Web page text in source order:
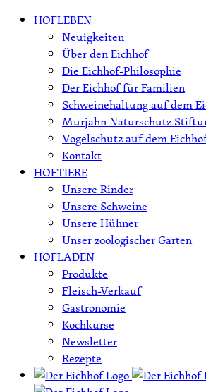
Skip HOFLEBEN
Neuigkeiten
Über den Eichhof
Die Eichhof-Philosophie
Der Eichhof für Familien
Schweinehaltung auf dem
Murjahn Naturschutz
Vogelschutz auf dem
Kontakt
HOFTIERE
Unsere Rinder
Unsere Schweine
Unsere Hühner
Unser zoologischer Garten
HOFLADEN
Produkte
Fleisch-Verkauf
Gastronomie
Kochkurse
Newsletter
Rezepte